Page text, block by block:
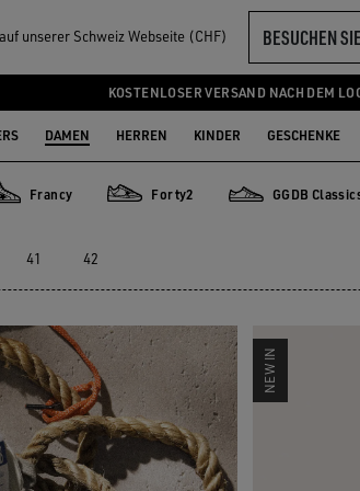
unserer Schweiz Webseite (CHF) BESUCHEN
KOSTENLOSER VERSAND NACH DEM
DAMEN HERREN KINDER GESCHENKE
DAMEN
Francy Forty2 GGDB
41 42
NEW IN